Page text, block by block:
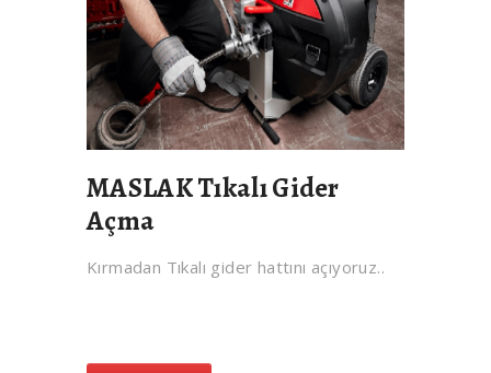
MASLAK Tıkalı Gider
Açma
Kırmadan Tıkalı gider hattını açıyoruz..